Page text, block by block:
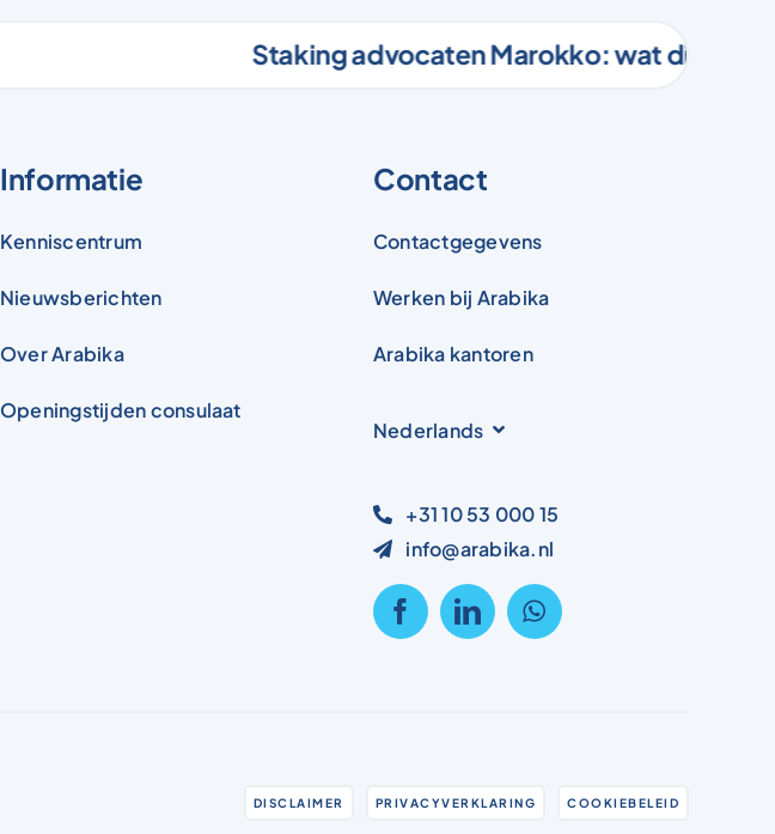
Staking advocaten Marokko: wat dit
Informatie
Kenniscentrum
Nieuwsberichten
Over Arabika
Openingstijden consulaat
Contact
Contactgegevens
Werken bij Arabika
Arabika kantoren
Nederlands
+31 10 53 000 15
info@arabika.nl
DISCLAIMER PRIVACYVERKLARING COOKIEBELEID